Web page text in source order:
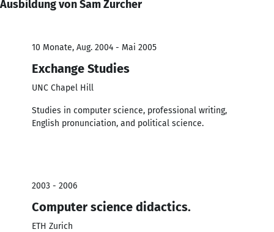
Ausbildung von Sam Zurcher
10 Monate, Aug. 2004 - Mai 2005
Exchange Studies
UNC Chapel Hill
Studies in computer science, professional writing,
English pronunciation, and political science.
2003 - 2006
Computer science didactics.
ETH Zurich